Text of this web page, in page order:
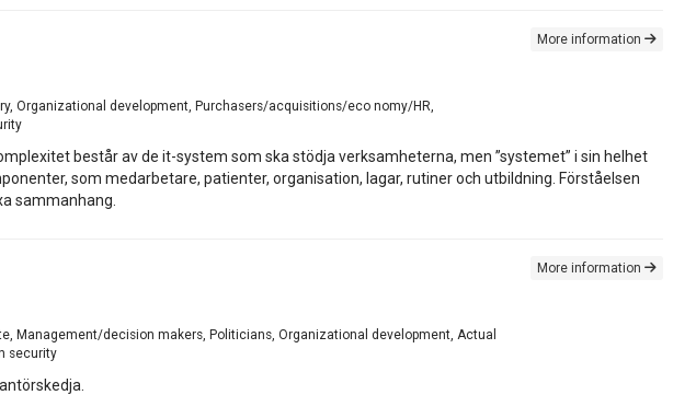
Organizational development, Purchasers/acquisitions/eco nomy/HR,
More information
består av de it-system som ska stödja verksamheterna, men ”systemet” i sin helhet
som medarbetare, patienter, organisation, lagar, rutiner och utbildning. Förståelsen
sammanhang.
Management/decision makers, Politicians, Organizational development, Actual
security
More information